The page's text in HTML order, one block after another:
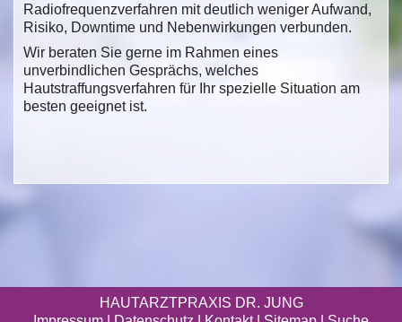
Radiofrequenzverfahren mit deutlich weniger Aufwand,
Risiko, Downtime und Nebenwirkungen verbunden.
Wir beraten Sie gerne im Rahmen eines
unverbindlichen Gesprächs, welches
Hautstraffungsverfahren für Ihr spezielle Situation am
besten geeignet ist.
HAUTARZTPRAXIS DR. JUNG